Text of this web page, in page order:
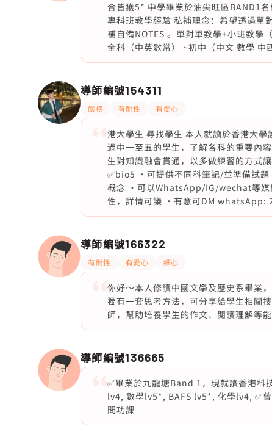
合皆獲5* 中學畢業於油尖旺區BAND1
專科班教學經驗 私補理念：希望透過單
補自備NOTES 。單對單教學+小班教學
全科（中英數常） ~初中（中文 數學 中
導師編號154311
嚴格 有耐性 有愛心
港大學生 尋找學生 本人就讀於香港大
過中一至五的學生，了解各科的重要內
生對知識融會貫通，以多做練習的方式
✅bio5 ·可提供不同科筆記/並準備試
概念 ·可以WhatsApp/IG/wechat等媒
性，詳情可議 ·有意可DM whatsApp:
導師編號166322
有耐性 有愛心 細心
你好～本人修讀中國文學及歷史系畢業
獨有一套思考方法，可分享給學生相關
師，幫助培養學生的作文、閱讀理解等
導師編號136665
✅畢業於九龍塘Band 1，現就讀香港科
lv4, 數學lv5*, BAFS lv5*, 化學lv4, ✅
問功課